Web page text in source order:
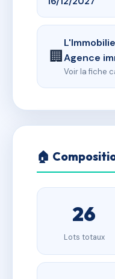
🏢Agence
Voir la fiche
🏠
26
Lots totaux